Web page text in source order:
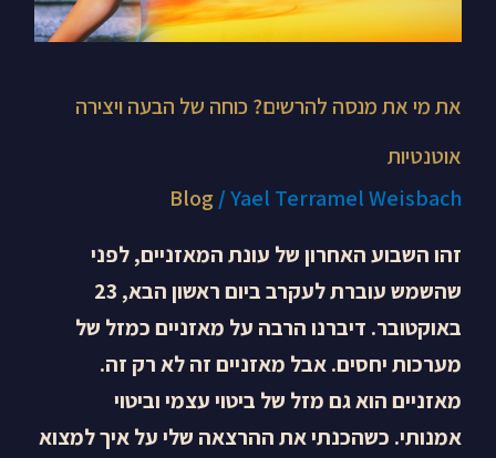
את מי את מנסה להרשים? כוחה של הבעה ויצירה
אוטנטיות
Blog /Yael Terramel Weisbach
זהו השבוע האחרון של עונת המאזניים, לפני
שהשמש עוברת לעקרב ביום ראשון הבא, 23
באוקטובר. דיברנו הרבה על מאזניים כמזל של
מערכות יחסים. אבל מאזניים זה לא רק זה.
מאזניים הוא גם מזל של ביטוי עצמי וביטוי
אמנותי. כשהכנתי את ההרצאה שלי על איך למצוא